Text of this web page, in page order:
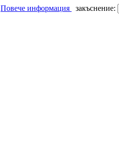
Повече информация закъснение: